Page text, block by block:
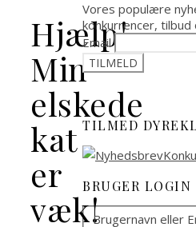
Hjælp!
Min
elskede
kat
er
væk!
Vores populære
konkurrencer, tilbud
Email
TILMED
BRUGER LOGIN
Brugernavn eller